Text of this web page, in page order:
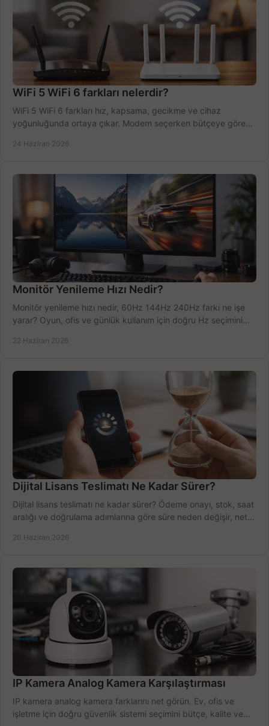
WiFi 5 WiFi 6 farkları nelerdir?
WiFi 5 WiFi 6 farkları hız, kapsama, gecikme ve cihaz
yoğunluğunda ortaya çıkar. Modem seçerken bütçeye göre
24 Haziran 2026
Monitör Yenileme Hızı Nedir?
Monitör yenileme hızı nedir, 60Hz 144Hz 240Hz farkı ne işe
yarar? Oyun, ofis ve günlük kullanım için doğru Hz seçimini
22 Haziran 2026
Dijital Lisans Teslimatı Ne Kadar Sürer?
Dijital lisans teslimatı ne kadar sürer? Ödeme onayı, stok, saat
aralığı ve doğrulama adımlarına göre süre neden değişir, net
20 Haziran 2026
IP Kamera Analog Kamera Karşılaştırması
IP kamera analog kamera farklarını net görün. Ev, ofis ve
işletme için doğru güvenlik sistemi seçimini bütçe, kalite ve